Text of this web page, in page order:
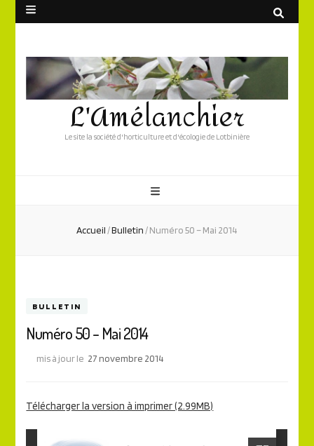
L'Amélanchier
Le site la société d'horticulture et d'écologie de Lotbinière
Accueil/Bulletin/Numéro 50 – Mai 2014
BULLETIN
Numéro 50 – Mai 2014
mis à jour le 27 novembre 2014
Télécharger la version à imprimer (2.99MB)